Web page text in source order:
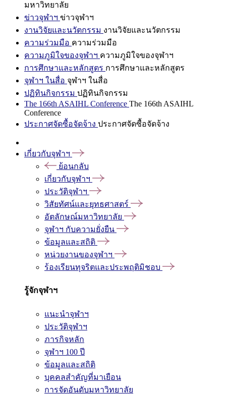
มหาวิทยาลัย
ข่าวจุฬาฯ ข่าวจุฬาฯ
งานวิจัยและนวัตกรรม งานวิจัยและนวัตกรรม
ความร่วมมือ ความร่วมมือ
ความภูมิใจของจุฬาฯ ความภูมิใจของจุฬาฯ
การศึกษาและหลักสูตร การศึกษาและหลักสูตร
จุฬาฯ ในสื่อ จุฬาฯ ในสื่อ
ปฏิทินกิจกรรม ปฏิทินกิจกรรม
The 166th ASAIHL Conference The 166th ASAIHL
Conference
ประกาศจัดซื้อจัดจ้าง ประกาศจัดซื้อจัดจ้าง
เกี่ยวกับจุฬาฯ
ย้อนกลับ
เกี่ยวกับจุฬาฯ
ประวัติจุฬาฯ
วิสัยทัศน์และยุทธศาสตร์
อัตลักษณ์มหาวิทยาลัย
จุฬาฯ กับความยั่งยืน
ข้อมูลและสถิติ
หน่วยงานของจุฬาฯ
ร้องเรียนทุจริตและประพฤติมิชอบ
รู้จักจุฬาฯ
แนะนำจุฬาฯ
ประวัติจุฬาฯ
ภารกิจหลัก
จุฬาฯ 100 ปี
ข้อมูลและสถิติ
บุคคลสำคัญที่มาเยือน
การจัดอันดับมหาวิทยาลัย